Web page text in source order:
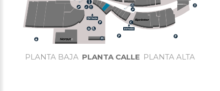
PLANTA BAJA PLANTA CALLE PLANTA ALTA